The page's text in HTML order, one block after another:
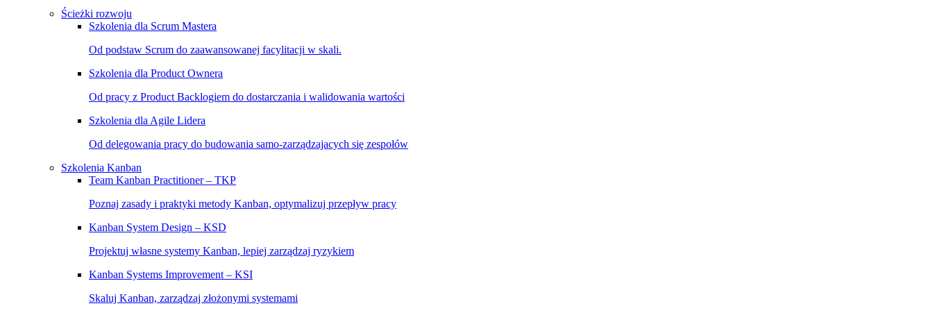
Ścieżki rozwoju
Szkolenia dla Scrum Mastera
Od podstaw Scrum do zaawansowanej facylitacji w skali.
Szkolenia dla Product Ownera
Od pracy z Product Backlogiem do dostarczania i walidowania wartości
Szkolenia dla Agile Lidera
Od delegowania pracy do budowania samo-zarządzajacych się zespołów
Szkolenia Kanban
Team Kanban Practitioner – TKP
Poznaj zasady i praktyki metody Kanban, optymalizuj przepływ pracy
Kanban System Design – KSD
Projektuj własne systemy Kanban, lepiej zarządzaj ryzykiem
Kanban Systems Improvement – KSI
Skaluj Kanban, zarządzaj złożonymi systemami